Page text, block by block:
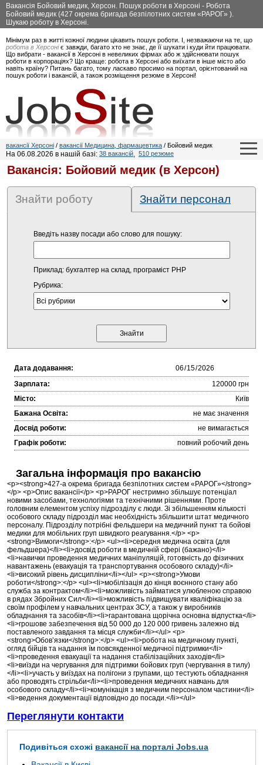
Вакансія Бойовий медик, Херсон. Пошук роботи в Херсоні - Робота
Бойовий медик (427 окрема бригада безпілотних систем «РАРОГ» ).
Шукаю роботу в Херсоні.
Мінімум раз в житті кожної людини цікавить пошук роботи. І, незважаючи на те, що
робота в Херсоніє завжди, багато хто не знає, де її шукати і куди йти працювати.
Що вибрати - вакансії в Херсоні в невеликих фірмах або ж здійснювати пошук
роботи в корпораціях? Що краще: робота в Херсоні або виїхати в інше місто або
навіть країну? Питань багато, тому ласкаво просимо на портал, орієнтований на
пошук роботи і вакансій, а також розміщення резюме в Херсоні!
вакансії Херсоні / вакансії Медицина, фармацевтика / Бойовий медик
На 06.08.2026 в нашій базі: 38 вакансій, 510 резюме
Вакансія: Бойовий медик (в Херсон)
Знайти роботу Знайти персонал
Введіть назву посади або слово для пошуку:
Приклад: бухгалтер на склад, програміст PHP
Рубрика:
Дата додавання:
Зарплата:
120000 грн
Місто:
Київ
Бажана Освіта:
не має значення
Досвід роботи:
не вимагається
Графік роботи:
повний робочий день
Загальна інформація про вакансію
<p><strong>427-а окрема бригада безпілотних систем «РАРОГ»</strong>
</p> <p>Опис вакансії</p> <p>РАРОГ нестримно збільшує потенціал
новими засобами, технологіями та технічними рішеннями. Проте
головним елементом успіху підрозділу є люди. Зі збільшенням кількості
особового складу підрозділ має необхідність збільшити штат медичного
персоналу. Підрозділу потрібні фельдшери на медичний пункт та бойові
медики для мобільних груп швидкого реагування.</p> <p>
<strong>Вимоги</strong>:</p> <ul><li>середня медична освіта (для
фельдшера)</li><li>досвід роботи в медичній сфері (бажано)</li>
<li>навички проведення медичних маніпуляцій, готовність до фізичних
навантажень (евакуація та транспортування особового складу)</li>
<li>високий рівень дисципліни</li></ul> <p><strong>Умови
роботи</strong>:</p> <ul><li>мобілізація до кінця воєнного стану або
служба за контрактом</li><li>можливість займатися улюбленою справою
в рядах Збройних Сил</li><li>можливість підвищувати кваліфікацію за
своїм профілем у навчальних центрах ЗСУ, а також у виробників
обладнання та засобів</li><li>гарантована щорічна основна відпустка</li>
<li>грошове забезпечення від 50 000 до 120 000 гривень залежно від
поставленого завдання та місця служби</li></ul> <p>
<strong>Обов’язки</strong>:</p> <ul><li>робота на медичному пункті,
огляд бійців та надання їм повсякденної медичної підтримки</li>
<li>проведення евакуації та надання стабілізаційних заходів</li>
<li>виїзди на чергування для підтримки бойових груп (чергування в тилу)
</li><li>участь у виїздах на полігони з групами, що тестують обладнання
або проводять стрільби</li><li>проведення медичних навчань для
особового складу</li><li>комунікація з медичним персоналом частини</li>
<li>ведення документації відповідно до посади.</li></ul>
Переглянути контакти
Подивіться схожі вакансії на порталі Jobs.ua